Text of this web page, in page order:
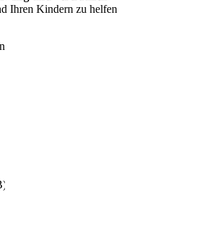
Ihren Kindern zu helfen